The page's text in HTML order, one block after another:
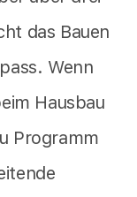
das Bauen
Wenn
Hausbau
Programm